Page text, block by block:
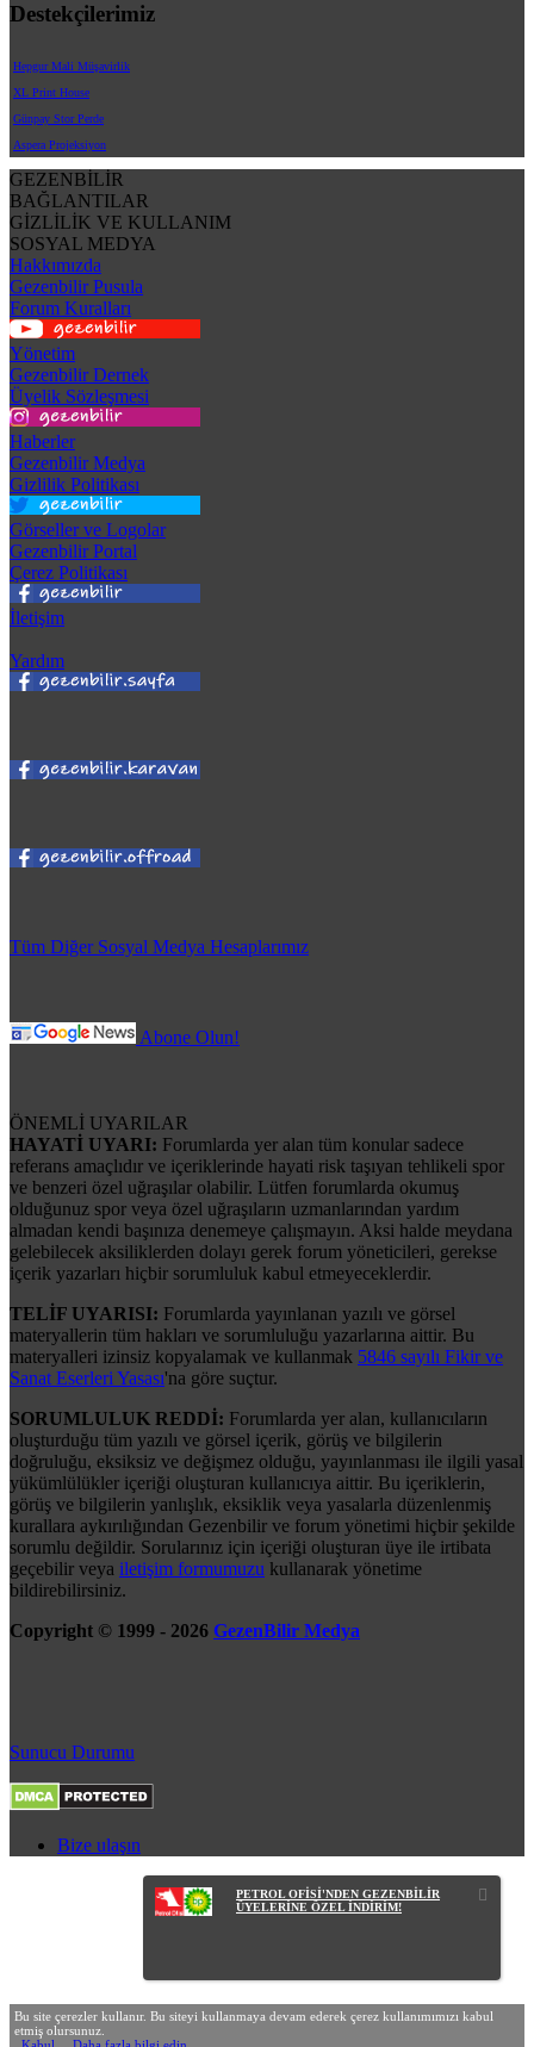
Destekçilerimiz
Hepgur Mali Müşavirlik
XL Print House
Günpay Stor Perde
Aspera Projeksiyon
GEZENBİLİR
BAĞLANTILAR
GİZLİLİK VE KULLANIM
SOSYAL MEDYA
Hakkımızda
Gezenbilir Pusula
Forum Kuralları
Yönetim
Gezenbilir Dernek
Üyelik Sözleşmesi
Haberler
Gezenbilir Medya
Gizlilik Politikası
Görseller ve Logolar
Gezenbilir Portal
Çerez Politikası
İletişim
Yardım
Tüm Diğer Sosyal Medya Hesaplarımız
Abone Olun!
ÖNEMLİ UYARILAR
HAYATİ UYARI: Forumlarda yer alan tüm konular sadece
referans amaçlıdır ve içeriklerinde hayati risk taşıyan tehlikeli spor
ve benzeri özel uğraşılar olabilir. Lütfen forumlarda okumuş
olduğunuz spor veya özel uğraşıların uzmanlarından yardım
almadan kendi başınıza denemeye çalışmayın. Aksi halde meydana
gelebilecek aksiliklerden dolayı gerek forum yöneticileri, gerekse
içerik yazarları hiçbir sorumluluk kabul etmeyeceklerdir.
TELİF UYARISI: Forumlarda yayınlanan yazılı ve görsel
materyallerin tüm hakları ve sorumluluğu yazarlarına aittir. Bu
materyalleri izinsiz kopyalamak ve kullanmak 5846 sayılı Fikir ve
Sanat Eserleri Yasası'na göre suçtur.
SORUMLULUK REDDİ: Forumlarda yer alan, kullanıcıların
oluşturduğu tüm yazılı ve görsel içerik, görüş ve bilgilerin
doğruluğu, eksiksiz ve değişmez olduğu, yayınlanması ile ilgili yasal
yükümlülükler içeriği oluşturan kullanıcıya aittir. Bu içeriklerin,
görüş ve bilgilerin yanlışlık, eksiklik veya yasalarla düzenlenmiş
kurallara aykırılığından Gezenbilir ve forum yönetimi hiçbir şekilde
sorumlu değildir. Sorularınız için içeriği oluşturan üye ile irtibata
geçebilir veya iletişim formumuzu kullanarak yönetime
bildirebilirsiniz.
Copyright © 1999 - 2026 GezenBilir Medya
Sunucu Durumu
Bize ulaşın
PETROL OFİSİ'NDEN GEZENBİLİR
ÜYELERİNE ÖZEL İNDİRİM!
Bu site çerezler kullanır. Bu siteyi kullanmaya devam ederek çerez kullanımımızı kabul
etmiş olursunuz.